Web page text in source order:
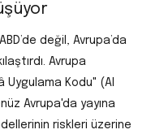
değil, Avrupa’da
Avrupa
Uygulama Kodu" (AI
Avrupa'da yayına
riskleri üzerine